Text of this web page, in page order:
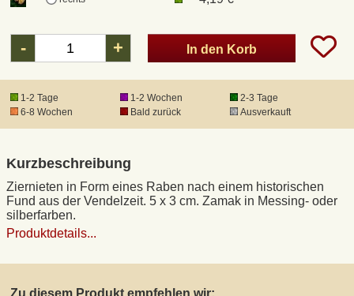
- + In den Korb
1-2 Tage 1-2 Wochen
2-3 Tage
6-8 Wochen
Bald zurück Ausverkauft
Kurzbeschreibung
Ziernieten in Form eines Raben nach einem historischen
Fund aus der Vendelzeit. 5 x 3 cm. Zamak in Messing- oder
silberfarben.
Produktdetails...
Zu diesem Produkt empfehlen wir:
Produkthaftung
Datenschutz
Anfertigung von Museumsrepliken
Mittelalter-Großhandel